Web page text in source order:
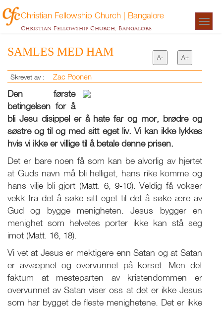
Christian Fellowship Church | Bangalore
Christian Fellowship Church, Bangalore
SAMLES MED HAM A- A+
Skrevet av : Zac Poonen
Den første
betingelsen for å
bli Jesu disippel er å hate far og mor, brødre og
søstre og til og med sitt eget liv. Vi kan ikke lykkes
hvis vi ikke er villige til å betale denne prisen.
Det er bare noen få som kan be alvorlig av hjertet
at Guds navn må bli helliget, hans rike komme og
hans vilje bli gjort (Matt. 6, 9-10). Veldig få vokser
vekk fra det å søke sitt eget til det å søke ære av
Gud og bygge menigheten. Jesus bygger en
menighet som helvetes porter ikke kan stå seg
imot (Matt. 16 18).
Vi vet at Jesus er mektigere enn Satan og at Satan
er avvæpnet og overvunnet på korset. Men det
faktum at mesteparten av kristendommen er
overvunnet av Satan viser oss at det er ikke Jesus
som har bygget de fleste menighetene. Det er ikke